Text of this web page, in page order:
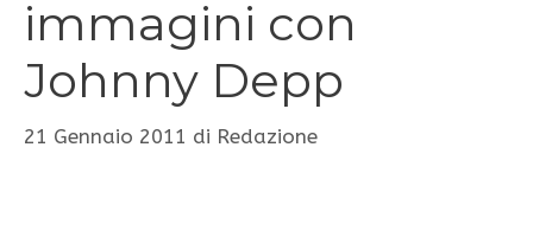
immagini con
Johnny Depp
21 Gennaio 2011 di Redazione